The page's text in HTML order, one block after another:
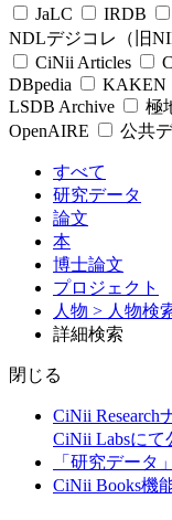
JaLC
IRDB
NDLデジコレ（旧
CiNii Articles
DBpedia
KAKEN
LSDB Archive
極
OpenAIRE
公共
すべて
研究データ
論文
本
博士論文
プロジェクト
人物 > 人物検
詳細検索
閉じる
CiNii
CiNii Labsにて
「研究データ
CiNii Books機